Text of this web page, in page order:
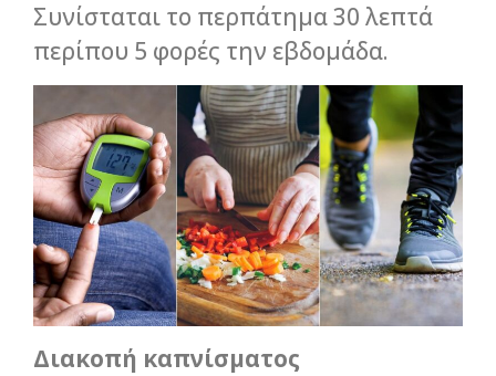
Συνίσταται το περπάτημα 30 λεπτά
περίπου 5 φορές την εβδομάδα.
Διακοπή καπνίσματος